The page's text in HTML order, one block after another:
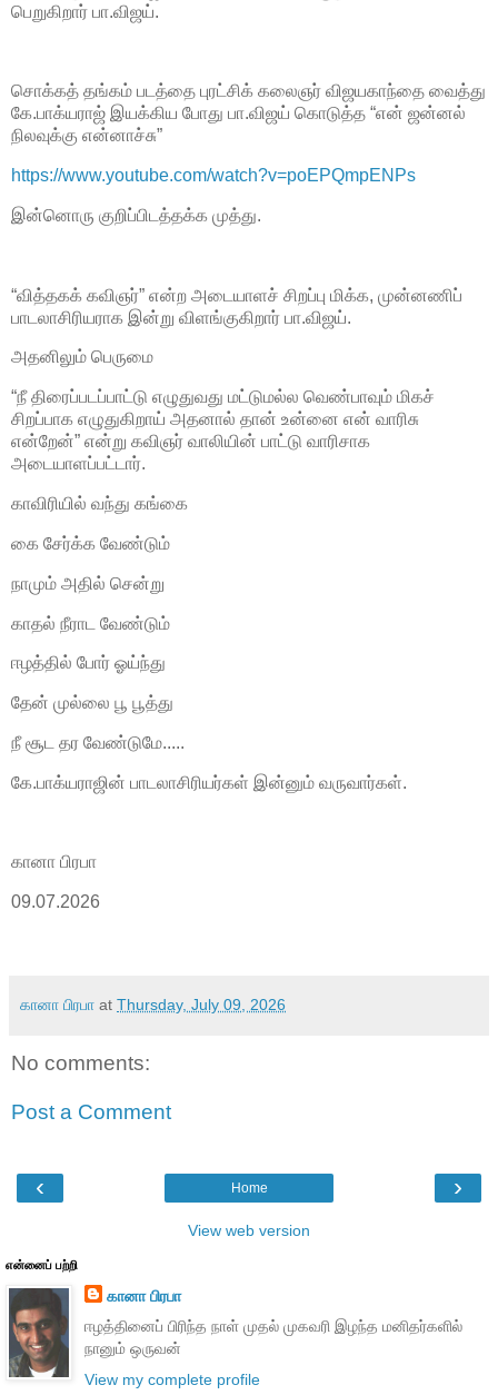
பெறுகிறார் பா.விஜய்.
சொக்கத் தங்கம் படத்தை புரட்சிக் கலைஞர் விஜயகாந்தை வைத்து
கே.பாக்யராஜ் இயக்கிய போது பா.விஜய் கொடுத்த “என் ஜன்னல்
நிலவுக்கு என்னாச்சு”
https://www.youtube.com/watch?v=poEPQmpENPs
இன்னொரு குறிப்பிடத்தக்க முத்து.
“வித்தகக் கவிஞர்” என்ற அடையாளச் சிறப்பு மிக்க, முன்னணிப்
பாடலாசிரியராக இன்று விளங்குகிறார் பா.விஜய்.
அதனிலும் பெருமை
“நீ திரைப்படப்பாட்டு எழுதுவது மட்டுமல்ல வெண்பாவும் மிகச்
சிறப்பாக எழுதுகிறாய் அதனால் தான் உன்னை என் வாரிசு
என்றேன்” என்று கவிஞர் வாலியின் பாட்டு வாரிசாக
அடையாளப்பட்டார்.
காவிரியில் வந்து கங்கை
கை சேர்க்க வேண்டும்
நாமும் அதில் சென்று
காதல் நீராட வேண்டும்
ஈழத்தில் போர் ஓய்ந்து
தேன் முல்லை பூ பூத்து
நீ சூட தர வேண்டுமே.....
கே.பாக்யராஜின் பாடலாசிரியர்கள் இன்னும் வருவார்கள்.
கானா பிரபா
09.07.2026
கானா பிரபா at Thursday, July 09, 2026
No comments:
Post a Comment
‹ ›
Home
View web version
என்னைப் பற்றி
கானா பிரபா
ஈழத்தினைப் பிரிந்த நாள் முதல் முகவரி இழந்த மனிதர்களில்
நானும் ஒருவன்
View my complete profile